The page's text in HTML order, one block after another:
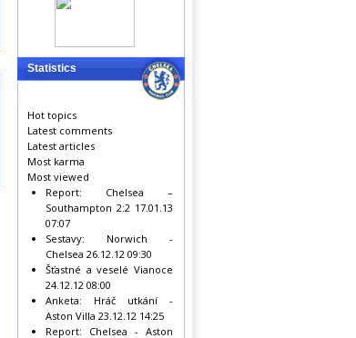
Statistics
Hot topics
Latest comments
Latest articles
Most karma
Most viewed
Report: Chelsea –
Southampton 2:2 17.01.13
07:07
Sestavy: Norwich -
Chelsea 26.12.12 09:30
Šťastné a veselé Vianoce
24.12.12 08:00
Anketa: Hráč utkání -
Aston Villa 23.12.12 14:25
Report: Chelsea - Aston